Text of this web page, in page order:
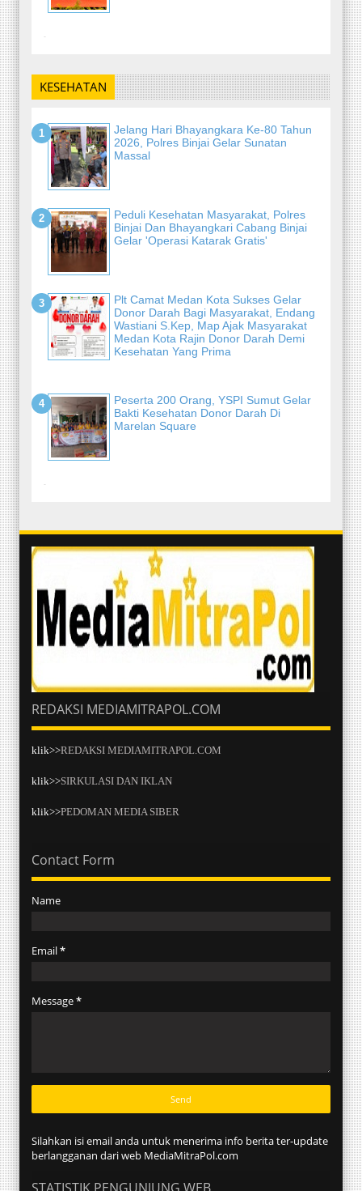
-
KESEHATAN
Jelang Hari Bhayangkara Ke-80 Tahun
2026, Polres Binjai Gelar Sunatan
Massal
Peduli Kesehatan Masyarakat, Polres
Binjai Dan Bhayangkari Cabang Binjai
Gelar 'Operasi Katarak Gratis'
Plt Camat Medan Kota Sukses Gelar
Donor Darah Bagi Masyarakat, Endang
Wastiani S.Kep, Map Ajak Masyarakat
Medan Kota Rajin Donor Darah Demi
Kesehatan Yang Prima
Peserta 200 Orang, YSPI Sumut Gelar
Bakti Kesehatan Donor Darah Di
Marelan Square
-
REDAKSI MEDIAMITRAPOL.COM
klik>>REDAKSI MEDIAMITRAPOL.COM
klik>>SIRKULASI DAN IKLAN
klik>>PEDOMAN MEDIA SIBER
Contact Form
Name
Email*
Message*
Silahkan isi email anda untuk menerima info berita ter-update
berlangganan dari web MediaMitraPol.com